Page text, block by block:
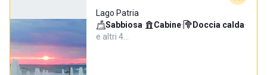
Lago Patria
Sabbiosa· Cabine· Doccia calda·
e altri 4…